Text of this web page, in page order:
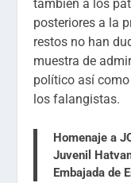
también a los
posteriores a la
restos no han
muestra de
político así
los falangistas.
Homenaje a
Juvenil
Embajada de